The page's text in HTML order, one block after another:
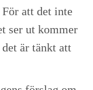
För att det inte
ser ut kommer
är tänkt att